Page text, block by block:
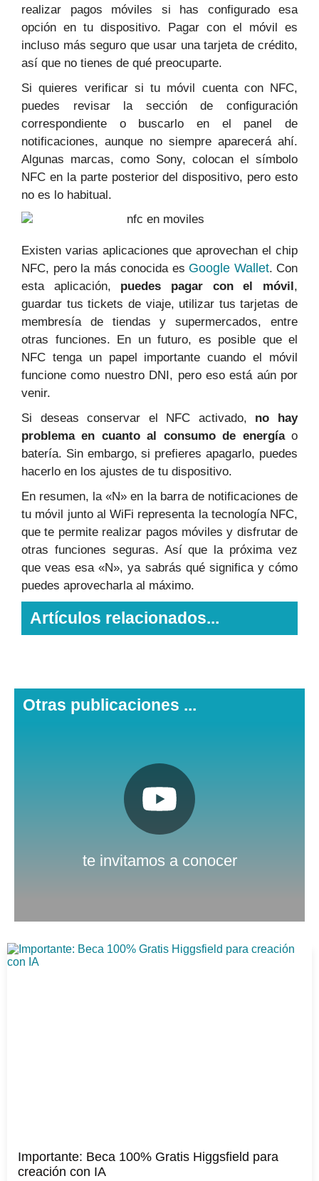
realizar pagos móviles si has configurado esa
opción en tu dispositivo. Pagar con el móvil es
incluso más seguro que usar una tarjeta de crédito,
así que no tienes de qué preocuparte.
Si quieres verificar si tu móvil cuenta con NFC,
puedes revisar la sección de configuración
correspondiente o buscarlo en el panel de
notificaciones, aunque no siempre aparecerá ahí.
Algunas marcas, como Sony, colocan el símbolo
NFC en la parte posterior del dispositivo, pero esto
no es lo habitual.
Existen varias aplicaciones que aprovechan el chip
NFC, pero la más conocida es Google Wallet. Con
esta aplicación, puedes pagar con el móvil,
guardar tus tickets de viaje, utilizar tus tarjetas de
membresía de tiendas y supermercados, entre
otras funciones. En un futuro, es posible que el
NFC tenga un papel importante cuando el móvil
funcione como nuestro DNI, pero eso está aún por
venir.
Si deseas conservar el NFC activado, no hay
problema en cuanto al consumo de energíao
batería. Sin embargo, si prefieres apagarlo, puedes
hacerlo en los ajustes de tu dispositivo.
En resumen, la «N» en la barra de notificaciones de
tu móvil junto al WiFi representa la tecnología NFC,
que te permite realizar pagos móviles y disfrutar de
otras funciones seguras. Así que la próxima vez
que veas esa «N», ya sabrás qué significa y cómo
puedes aprovecharla al máximo.
Artículos relacionados...
Otras publicaciones ...
te invitamos a conocer
Pulsa aquí
Importante: Beca 100% Gratis Higgsfield para
creación con IA